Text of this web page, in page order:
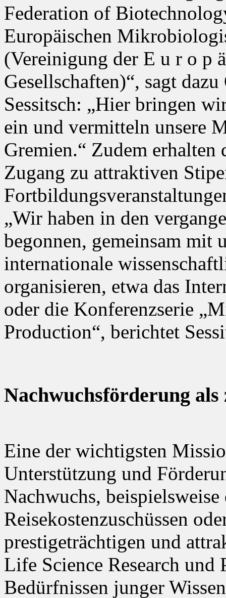
Federation of
Europäischen
(Vereinigung der E u r o p
Gesellschaften)“, sagt
Sessitsch: „Hier bringen
ein und vermitteln unsere
Gremien.“ Zudem erhalten
Zugang zu attraktiven
„Wir haben in den
begonnen, gemeinsam mit
internationale
organisieren, etwa das
oder die Konferenzserie
Production“, berichtet
Nachwuchsförderung als
Eine der wichtigsten
Unterstützung und
Nachwuchs,
Reisekostenzuschüssen
prestigeträchtigen und
Life Science Research
Bedürfnissen junger